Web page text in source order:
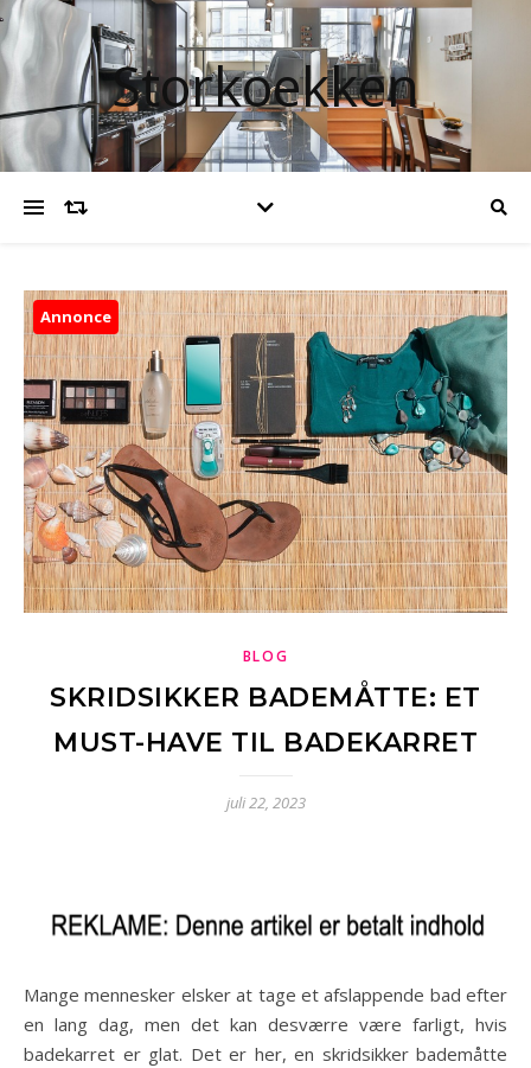
Storkoekken
Annonce
BLOG
SKRIDSIKKER BADEMÅTTE: ET
MUST-HAVE TIL BADEKARRET
juli 22, 2023
Mange mennesker elsker at tage et afslappende bad efter
en lang dag, men det kan desværre være farligt, hvis
badekarret er glat. Det er her, en skridsikker bademåtte